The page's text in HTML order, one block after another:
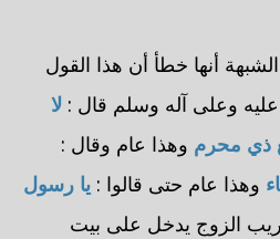
أنها خطأ أن هذا القول
وعلى آله وسلم قال : لا
ذي محرم وهذا عام وقال :
وهذا عام حتى قالوا : يا رسول
الزوج يدخل على بيت